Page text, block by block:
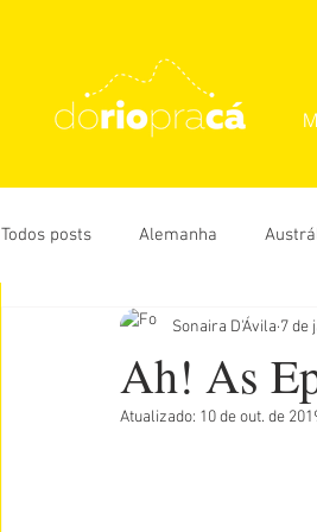
Todos posts Alemanha
Rio de Janeiro USA
Daniela Paiva Guiga Soares
Ah! As
Sonaira D'Ávila 7 de
Atualizado: 10 de out. de